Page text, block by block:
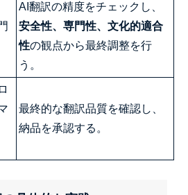
AI翻訳の精度をチェックし、
安全性、専門性、文化的適合
性の観点から最終調整を行
う。
最終的な翻訳品質を確認し、
納品を承認する。